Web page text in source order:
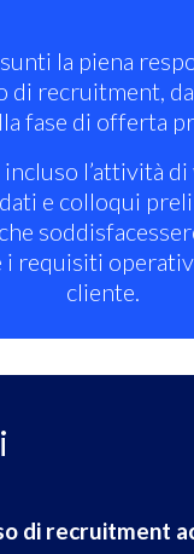
la piena
di recruitment,
fase di offerta
l’attività
e colloqui
i requisiti
cliente.
di recruitment